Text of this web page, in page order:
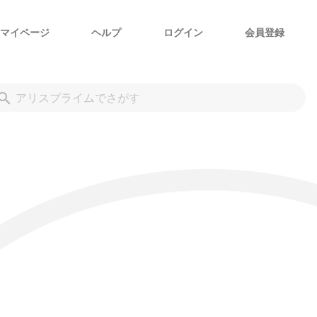
マイページ ヘルプ ログイン 会員登録